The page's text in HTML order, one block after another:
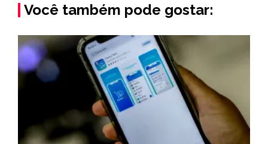
Você também pode gostar: